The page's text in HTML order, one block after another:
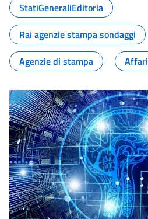
StatiGeneraliEditoria
Rai agenzie stampa sondaggi
Agenzie di stampa